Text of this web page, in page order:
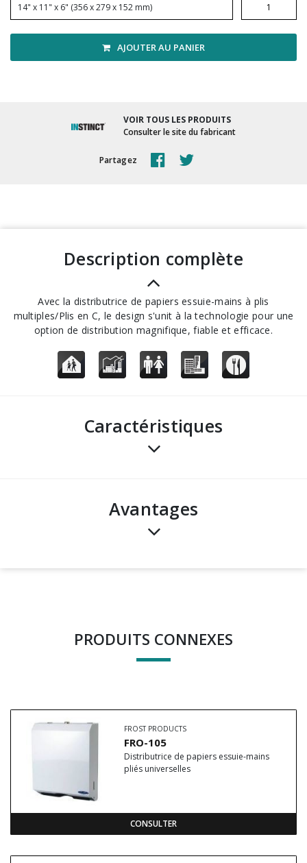
14" x 11" x 6" (356 x 279 x 152 mm)
AJOUTER AU PANIER
VOIR TOUS LES PRODUITS
Consulter le site du fabricant
Partagez
description complète
Avec la distributrice de papiers essuie-mains à plis
multiples/Plis en C, le design s'unit à la technologie pour une
option de distribution magnifique, fiable et efficace.
Caractéristiques
avantages
PRODUITS CONNEXES
FROST PRODUCTS
FRO-105
Distributrice de papiers essuie-mains
pliés universelles
CONSULTER